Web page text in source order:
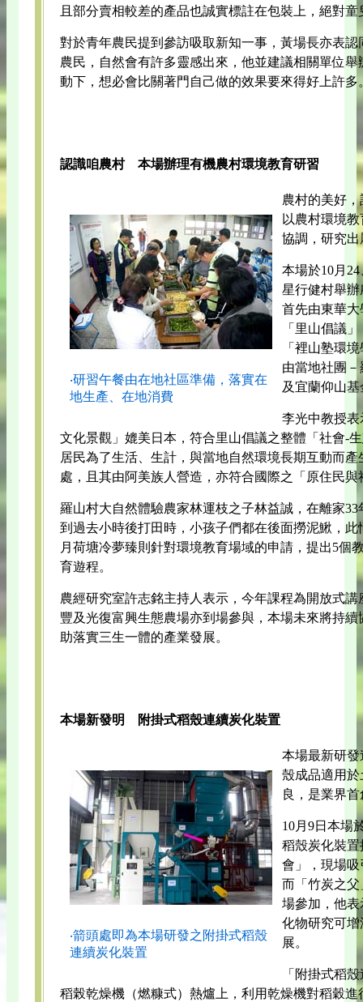
且部分賣相較差的產品也誠實標註在包裝上，絕對童
對於青年農民提到參訪吸取新知一事，黃場長亦表
農民，自然會有許多靈感出來，他並建議相關單位
動下，想必會比關著門自己做的效果要來得好上許多
認識咱農村 本場辦理有機農村環境教育研習
‧研習午餐由在地社區準備，落實在
地生產、在地消費
農村的美好
以農村環境
協調，研究
本場於10月
星行健村舉
首先由東華
「里山倡議
「裡山塾環
由當地社團
及宜蘭仰山
李光中教授
文化景觀」媲美日本，符合里山倡議之整體「社會-
居民為了生活、生計，與當地自然環境長期互動而
處，且其由阿美族人營造，亦符合國際之「原住民
羅山村大自然體驗農家林運枝之子林益誠，在離家
到過去小時後打田時，小孩子們都在後面撈泥鰍，
月荷塘冷夢臻則針對環境教育場域的申請，提出5個
育遊程。
農經研究室許志銘主持人表示，今年課程為開放式
豐及光復富興生態農場亦到場參與，本場未來將持
助落實三生一體的產業發展。
本場新發明 附掛式稻殼連續炭化裝置
‧箭頭處即為本場研發之附掛式稻殼
連續炭化裝置
本場最新研
殼成品適用
良，是業界首
10月9日本場
稻殼炭化裝
會」，現場
而「竹炭之
場參加，他
化物研究可
展。
「附掛式稻
稻榖乾燥機（燃糠式）熱爐上，利用乾燥機對稻穀